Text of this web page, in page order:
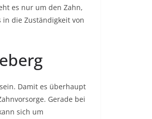
es nur um den Zahn,
die Zuständigkeit von
Damit es überhaupt
Gerade bei
sich um